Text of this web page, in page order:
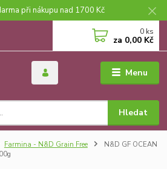
při nákupu nad 1700 Kč
Menu
Hledat
0 ks
za 0,00 Kč
Farmina - N&D Grain Free
N&D GF OCEAN